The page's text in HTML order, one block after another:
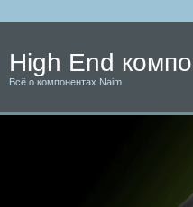
High End
Всё о компонентах Naim